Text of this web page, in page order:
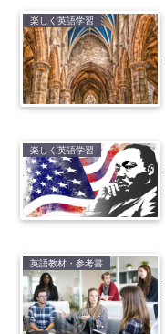
楽しく英語学習
楽しく英語学習
英語教材・参考書